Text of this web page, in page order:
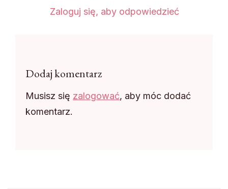
Zaloguj się, aby odpowiedzieć
Dodaj komentarz
Musisz się zalogować, aby móc dodać
komentarz.